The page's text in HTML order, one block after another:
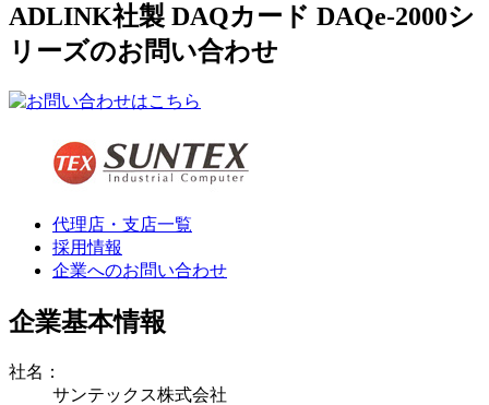
ADLINK社製 DAQカード DAQe-2000シ
リーズのお問い合わせ
代理店・支店一覧
採用情報
企業へのお問い合わせ
企業基本情報
社名：
サンテックス株式会社